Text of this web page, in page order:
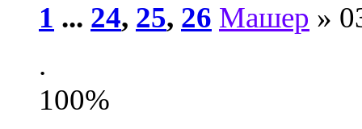
1 ... 24, 25, 26 Машер »
.
100%